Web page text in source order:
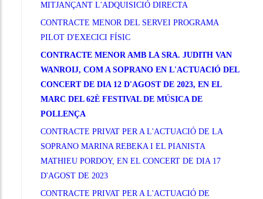
MITJANÇANT L'ADQUISICIÓ DIRECTA
CONTRACTE MENOR DEL SERVEI PROGRAMA
PILOT D'EXECICI FÍSIC
CONTRACTE MENOR AMB LA SRA. JUDITH VAN
WANROIJ, COM A SOPRANO EN L'ACTUACIÓ DEL
CONCERT DE DIA 12 D'AGOST DE 2023, EN EL
MARC DEL 62È FESTIVAL DE MÚSICA DE
POLLENÇA
CONTRACTE PRIVAT PER A L'ACTUACIÓ DE LA
SOPRANO MARINA REBEKA I EL PIANISTA
MATHIEU PORDOY, EN EL CONCERT DE DIA 17
D'AGOST DE 2023
CONTRACTE PRIVAT PER A L'ACTUACIÓ DE